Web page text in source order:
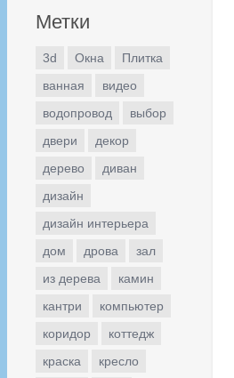
Метки
3d Окна
Плитка
ванная
видео
водопровод
выбор
двери
декор
дерево
диван
дизайн
дизайн интерьера
дом
дрова
зал
из дерева
камин
кантри
компьютер
коридор
коттедж
краска
кресло